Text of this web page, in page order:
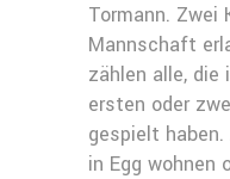
Tormann. Zwei
Mannschaft
zählen alle, die
ersten oder
gespielt
in Egg wohnen